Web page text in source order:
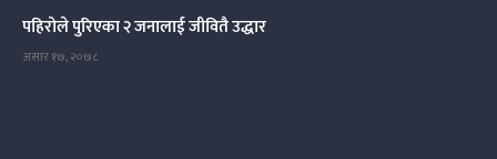
पहिरोले पुरिएका २ जनालाई जीवितै उद्धार
असार १७, २०७८